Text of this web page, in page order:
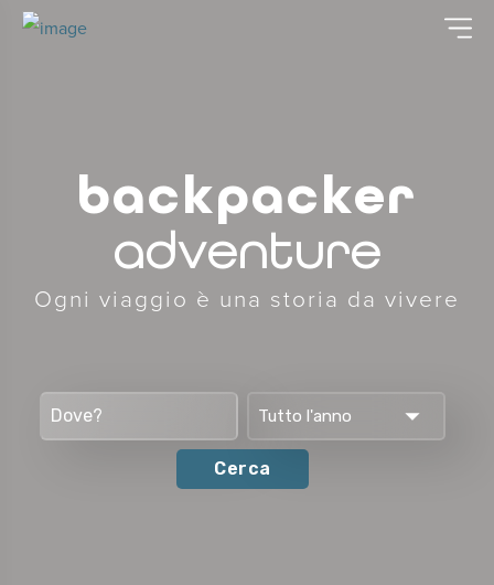
backpacker
adventure
Ogni viaggio è una storia da vivere
Tutto l'anno
Cerca